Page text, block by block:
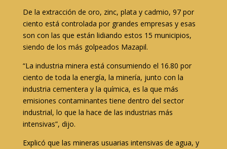
De la extracción de oro, zinc, plata y cadmio, 97 por
ciento está controlada por grandes empresas y esas
son con las que están lidiando estos 15 municipios,
siendo de los más golpeados Mazapil.
“La industria minera está consumiendo el 16.80 por
ciento de toda la energía, la minería, junto con la
industria cementera y la química, es la que más
emisiones contaminantes tiene dentro del sector
industrial, lo que la hace de las industrias más
intensivas”, dijo.
Explicó que las mineras usuarias intensivas de agua, y